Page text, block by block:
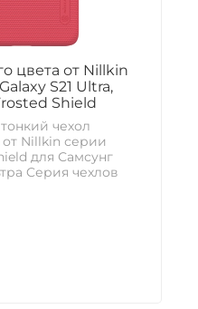
цвета от Nillkin
S21 Ultra,
Shield
чехол
от Nillkin серии
для Самсунг
Cерия чехлов